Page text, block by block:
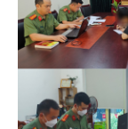
Công bố Hệ
quốc gia ISO